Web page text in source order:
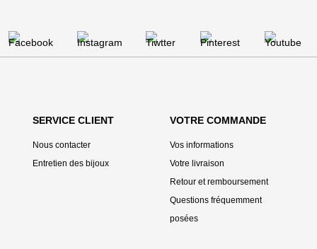
SERVICE CLIENT
Nous contacter
Entretien des bijoux
VOTRE COMMANDE
Vos informations
Votre livraison
Retour et remboursement
Questions fréquemment
posées